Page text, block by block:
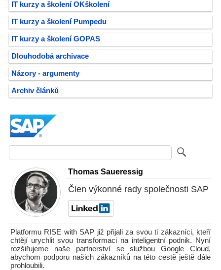
IT kurzy a školení OKškolení
IT kurzy a školení Pumpedu
IT kurzy a školení GOPAS
Dlouhodobá archivace
Názory - argumenty
Archiv článků
Thomas Saueressig
Člen výkonné rady společnosti SAP
Platformu RISE with SAP již přijali za svou ti zákazníci, kteří
chtějí urychlit svou transformaci na inteligentní podnik. Nyní
rozšiřujeme naše partnerství se službou Google Cloud,
abychom podporu našich zákazníků na této cestě ještě dále
prohloubili.